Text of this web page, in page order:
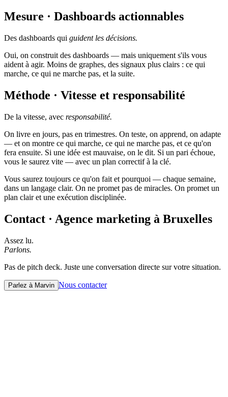
Mesure · Dashboards actionnables
Des dashboards qui guident les décisions.
Oui, on construit des dashboards — mais uniquement s'ils vous
aident à agir. Moins de graphes, des signaux plus clairs : ce qui
marche, ce qui ne marche pas, et la suite.
Méthode · Vitesse et responsabilité
De la vitesse, avec responsabilité.
On livre en jours, pas en trimestres. On teste, on apprend, on adapte
— et on montre ce qui marche, ce qui ne marche pas, et ce qu'on
fera ensuite. Si une idée est mauvaise, on le dit. Si un pari échoue,
vous le saurez vite — avec un plan correctif à la clé.
Vous saurez toujours ce qu'on fait et pourquoi — chaque semaine,
dans un langage clair. On ne promet pas de miracles. On promet un
plan clair et une exécution disciplinée.
Contact · Agence marketing à Bruxelles
Assez lu.
Parlons.
Pas de pitch deck. Juste une conversation directe sur votre situation.
Parlez à Marvin Nous contacter